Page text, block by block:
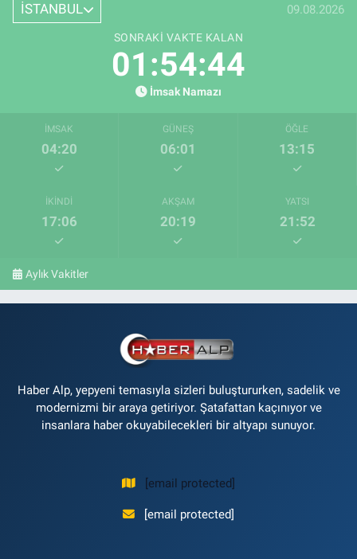
İSTANBUL 09.08.2026
SONRAKI VAKTE KALAN
01:54:43
İmsak Namazı
İMSAK
04:20
GÜNEŞ
06:01
ÖĞLE
13:15
İKINDI
17:06
AKŞAM
20:19
YATSI
21:52
Aylık Vakitler
Haber Alp, yepyeni temasıyla sizleri buluştururken, sadelik ve
modernizmi bir araya getiriyor. Şatafattan kaçınıyor ve
insanlara haber okuyabilecekleri bir altyapı sunuyor.
[email protected]
[email protected]